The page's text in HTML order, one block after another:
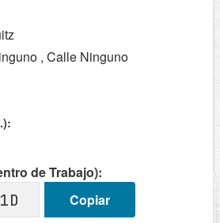
, Calle Ninguno
de Trabajo):
Copiar